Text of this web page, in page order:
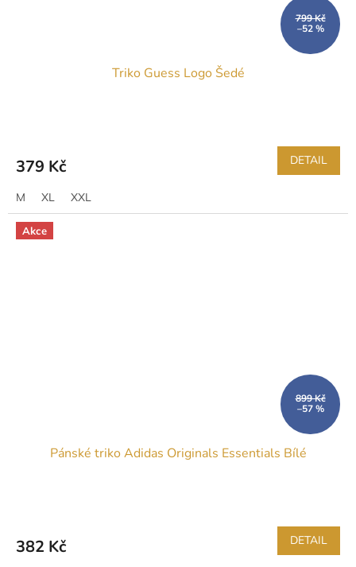
799 Kč
–52 %
Triko Guess Logo Šedé
379 Kč DETAIL
M XL XXL
Akce
899 Kč
–57 %
Pánské triko Adidas Originals Essentials Bílé
382 Kč DETAIL